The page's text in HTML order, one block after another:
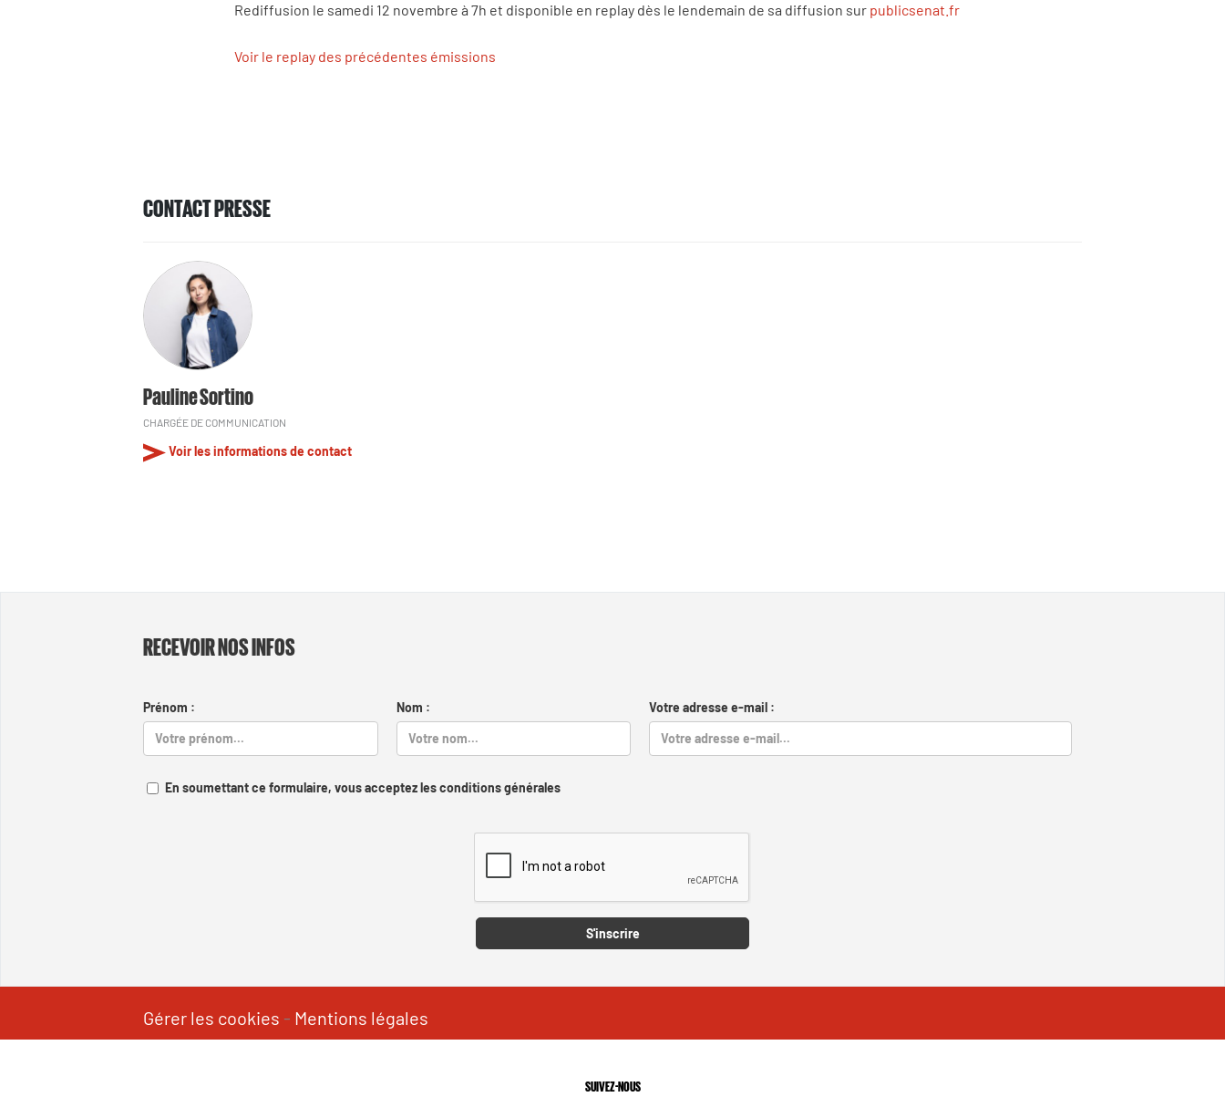
Rediffusion le samedi 12 novembre à 7h et disponible en replay dès le lendemain de sa diffusion sur publicsenat.fr
Voir le replay des précédentes émissions
CONTACT PRESSE
Pauline Sortino
CHARGÉE DE COMMUNICATION
Voir les informations de contact
RECEVOIR NOS INFOS
Prénom : Nom : Votre adresse e-mail :
En soumettant ce formulaire, vous acceptez les conditions générales
S'inscrire
Gérer les cookies - Mentions légales
SUIVEZ-NOUS